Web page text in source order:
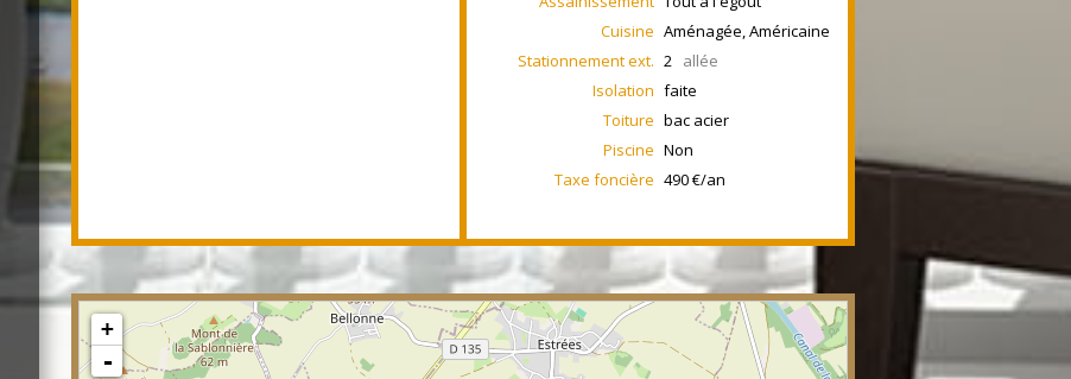
Cuisine Aménagée, Américaine
Stationnement ext. 2 allée
Isolation faite
Toiture bac acier
Piscine Non
Taxe foncière 490 €/an
+
-